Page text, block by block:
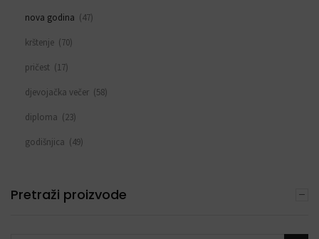
nova godina (47)
krštenje (70)
pričest (17)
djevojačka večer (58)
diploma (23)
godišnjica (49)
DEKORACIJE S BALONIMA
Pretraži proizvode